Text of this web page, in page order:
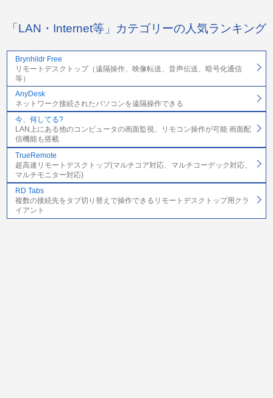
「LAN・Internet等」カテゴリーの人気ランキング
Brynhildr Free
リモートデスクトップ（遠隔操作、映像転送、音声伝送、暗号化通信
等）
AnyDesk
ネットワーク接続されたパソコンを遠隔操作できる
今、何してる?
LAN上にある他のコンピュータの画面監視、リモコン操作が可能 画面配
信機能も搭載
TrueRemote
超高速リモートデスクトップ(マルチコア対応、マルチコーデック対応、
マルチモニター対応)
RD Tabs
複数の接続先をタブ切り替えで操作できるリモートデスクトップ用クラ
イアント